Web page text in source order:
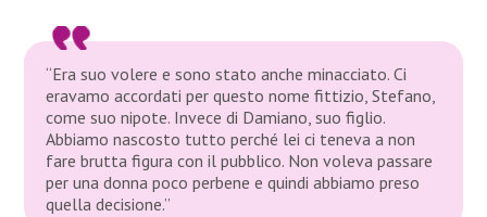
“Era suo volere e sono stato anche minacciato. Ci
eravamo accordati per questo nome fittizio, Stefano,
come suo nipote. Invece di Damiano, suo figlio.
Abbiamo nascosto tutto perché lei ci teneva a non
fare brutta figura con il pubblico. Non voleva passare
per una donna poco perbene e quindi abbiamo preso
quella decisione.”